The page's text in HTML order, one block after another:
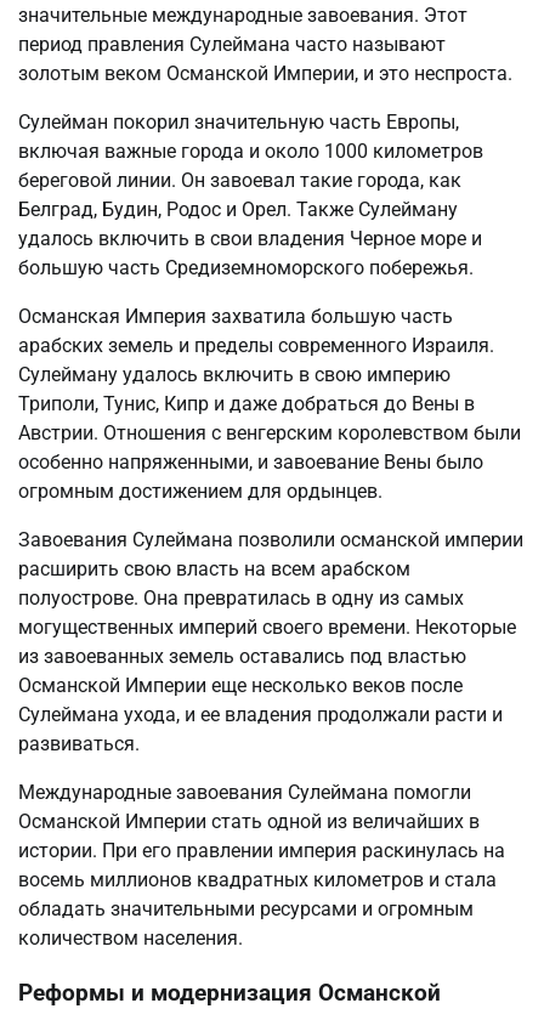
значительные международные завоевания. Этот
период правления Сулеймана часто называют
золотым веком Османской Империи, и это неспроста.
Сулейман покорил значительную часть Европы,
включая важные города и около 1000 километров
береговой линии. Он завоевал такие города, как
Белград, Будин, Родос и Орел. Также Сулейману
удалось включить в свои владения Черное море и
большую часть Средиземноморского побережья.
Османская Империя захватила большую часть
арабских земель и пределы современного Израиля.
Сулейману удалось включить в свою империю
Триполи, Тунис, Кипр и даже добраться до Вены в
Австрии. Отношения с венгерским королевством были
особенно напряженными, и завоевание Вены было
огромным достижением для ордынцев.
Завоевания Сулеймана позволили османской империи
расширить свою власть на всем арабском
полуострове. Она превратилась в одну из самых
могущественных империй своего времени. Некоторые
из завоеванных земель оставались под властью
Османской Империи еще несколько веков после
Сулеймана ухода, и ее владения продолжали расти и
развиваться.
Международные завоевания Сулеймана помогли
Османской Империи стать одной из величайших в
истории. При его правлении империя раскинулась на
восемь миллионов квадратных километров и стала
обладать значительными ресурсами и огромным
количеством населения.
Реформы и модернизация Османской